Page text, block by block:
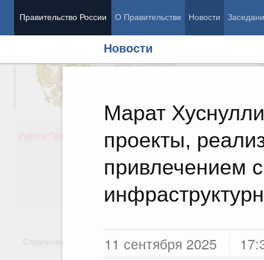
Правительство России О Правительстве Новости
Новости
Марат
проекты,
привлечением
11 сентября 2025
Председатель Правительства
Вице-премьеры
Работа Правительства
Демография
Здоровье
Культура
Государство
Стратегии Государственные программы